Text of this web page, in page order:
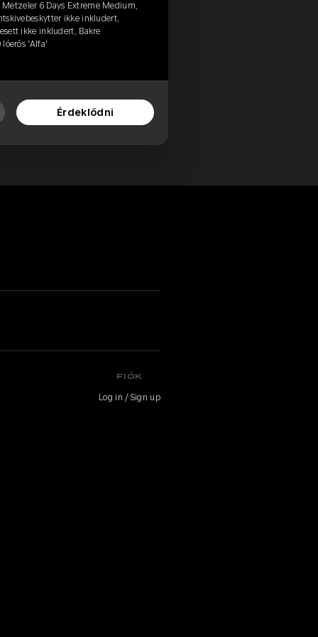
6 Days Extreme Medium,
ikke inkludert,
ikke inkludert, Bakre
'Alfa'
Érdeklődni
FIÓK
Log in / Sign up